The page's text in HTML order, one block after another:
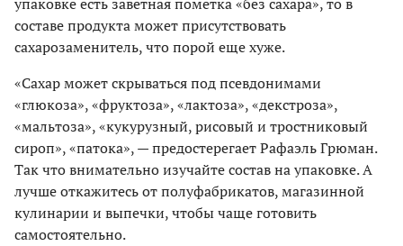
упаковке есть заветная пометка «без сахара», то в
составе продукта может присутствовать
сахарозаменитель, что порой еще хуже.
«Сахар может скрываться под псевдонимами
«глюкоза», «фруктоза», «лактоза», «декстроза»,
«мальтоза», «кукурузный, рисовый и тростниковый
сироп», «патока», — предостерегает Рафаэль Грюман.
Так что внимательно изучайте состав на упаковке. А
лучше откажитесь от полуфабрикатов, магазинной
кулинарии и выпечки, чтобы чаще готовить
самостоятельно.